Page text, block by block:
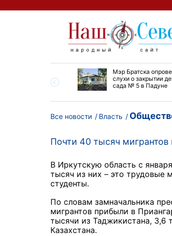
Мэр Братска
слухи о закрытии
сада № 5 в Падуне
Все новости Власть
Почти 40 тысяч мигрантов
В Иркутскую область с
тысяч из них – это трудовые
студенты.
По словам замначальника
мигрантов прибыли в
тысячи из Таджикистана,
Казахстана.